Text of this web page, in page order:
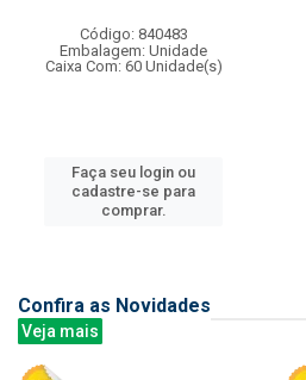
Código: 840483
Embalagem: Unidade
Caixa Com: 60 Unidade(s)
Faça seu login ou
cadastre-se para
comprar.
Confira as Novidades
Veja mais